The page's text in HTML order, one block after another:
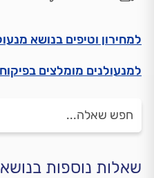
למחירון וטיפים בנושא
למנעולנים מומלצים
שאלות נוספות